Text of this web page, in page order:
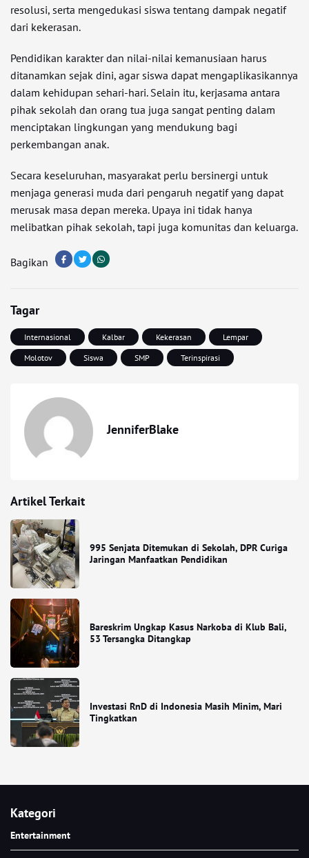
resolusi, serta mengedukasi siswa tentang dampak negatif
dari kekerasan.
Pendidikan karakter dan nilai-nilai kemanusiaan harus
ditanamkan sejak dini, agar siswa dapat mengaplikasikannya
dalam kehidupan sehari-hari. Selain itu, kerjasama antara
pihak sekolah dan orang tua juga sangat penting dalam
menciptakan lingkungan yang mendukung bagi
perkembangan anak.
Secara keseluruhan, masyarakat perlu bersinergi untuk
menjaga generasi muda dari pengaruh negatif yang dapat
merusak masa depan mereka. Upaya ini tidak hanya
melibatkan pihak sekolah, tapi juga komunitas dan keluarga.
Bagikan
Tagar
Internasional Kalbar Kekerasan
Lempar
Molotov
Siswa SMP Terinspirasi
JenniferBlake
Artikel Terkait
995 Senjata Ditemukan di Sekolah, DPR Curiga
Jaringan Manfaatkan Pendidikan
Bareskrim Ungkap Kasus Narkoba di Klub Bali,
53 Tersangka Ditangkap
Investasi RnD di Indonesia Masih Minim, Mari
Tingkatkan
Kategori
Entertainment